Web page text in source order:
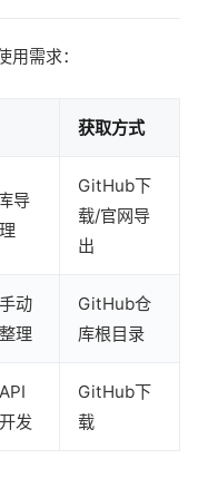
用需求：
获取方式
导
GitHub下
载/官网导
出
动
理
GitHub仓
库根目录
发
GitHub下
载